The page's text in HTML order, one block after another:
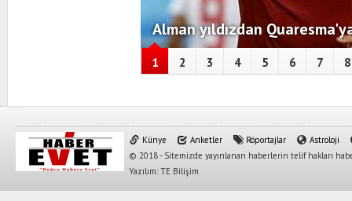
1 2 3 4 5 6 7 8
Alman yıldızdan
Künye Anketler Röportajlar
Astroloji
© 2018 - Sitemizde yayınlanan haberlerin telif hakları
Yazılım: TE Bilişim